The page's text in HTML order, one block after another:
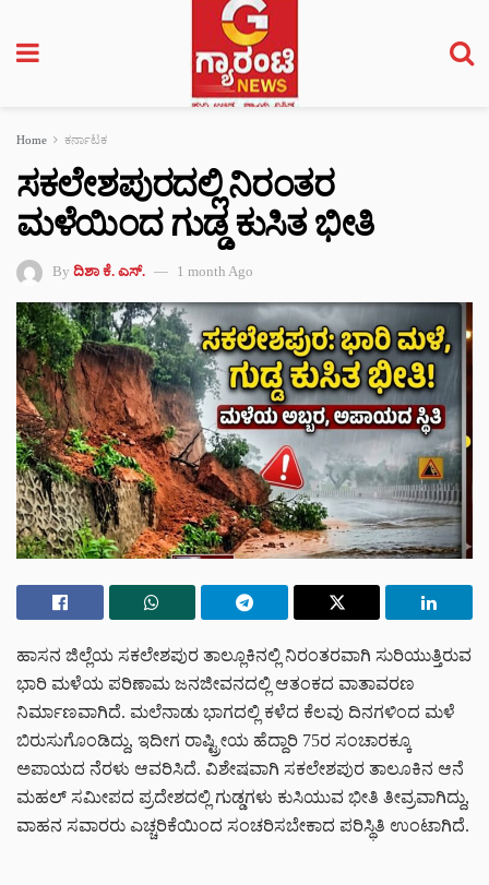
Home ಕರ್ನಾಟಕ
ಸಕಲೇಶಪುರದಲ್ಲಿ ನಿರಂತರ
ಮಳೆಯಿಂದ ಗುಡ್ಡ ಕುಸಿತ ಭೀತಿ
By ದಿಶಾ ಕೆ. ಎಸ್. 1 month Ago
ಹಾಸನ ಜಿಲ್ಲೆಯ ಸಕಲೇಶಪುರ ತಾಲ್ಲೂಕಿನಲ್ಲಿ ನಿರಂತರವಾಗಿ ಸುರಿಯುತ್ತಿರುವ
ಭಾರಿ ಮಳೆಯ ಪರಿಣಾಮ ಜನಜೀವನದಲ್ಲಿ ಆತಂಕದ ವಾತಾವರಣ
ನಿರ್ಮಾಣವಾಗಿದೆ. ಮಲೆನಾಡು ಭಾಗದಲ್ಲಿ ಕಳೆದ ಕೆಲವು ದಿನಗಳಿಂದ ಮಳೆ
ಬಿರುಸುಗೊಂಡಿದ್ದು, ಇದೀಗ ರಾಷ್ಟ್ರೀಯ ಹೆದ್ದಾರಿ 75ರ ಸಂಚಾರಕ್ಕೂ
ಅಪಾಯದ ನೆರಳು ಆವರಿಸಿದೆ. ವಿಶೇಷವಾಗಿ ಸಕಲೇಶಪುರ ತಾಲೂಕಿನ ಆನೆ
ಮಹಲ್ ಸಮೀಪದ ಪ್ರದೇಶದಲ್ಲಿ ಗುಡ್ಡಗಳು ಕುಸಿಯುವ ಭೀತಿ ತೀವ್ರವಾಗಿದ್ದು,
ವಾಹನ ಸವಾರರು ಎಚ್ಚರಿಕೆಯಿಂದ ಸಂಚರಿಸಬೇಕಾದ ಪರಿಸ್ಥಿತಿ ಉಂಟಾಗಿದೆ.